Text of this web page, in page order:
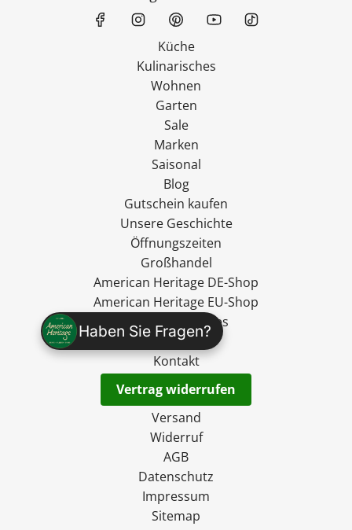
Haben Sie Fragen?
Küche
Kulinarisches
Wohnen
Garten
Sale
Marken
Saisonal
Blog
Gutschein kaufen
Unsere Geschichte
Öffnungszeiten
Großhandel
American Heritage DE-Shop
American Heritage EU-Shop
Ryan's Specialties
madevegan
Kontakt
Vertrag widerrufen
Versand
Widerruf
AGB
Datenschutz
Impressum
Sitemap